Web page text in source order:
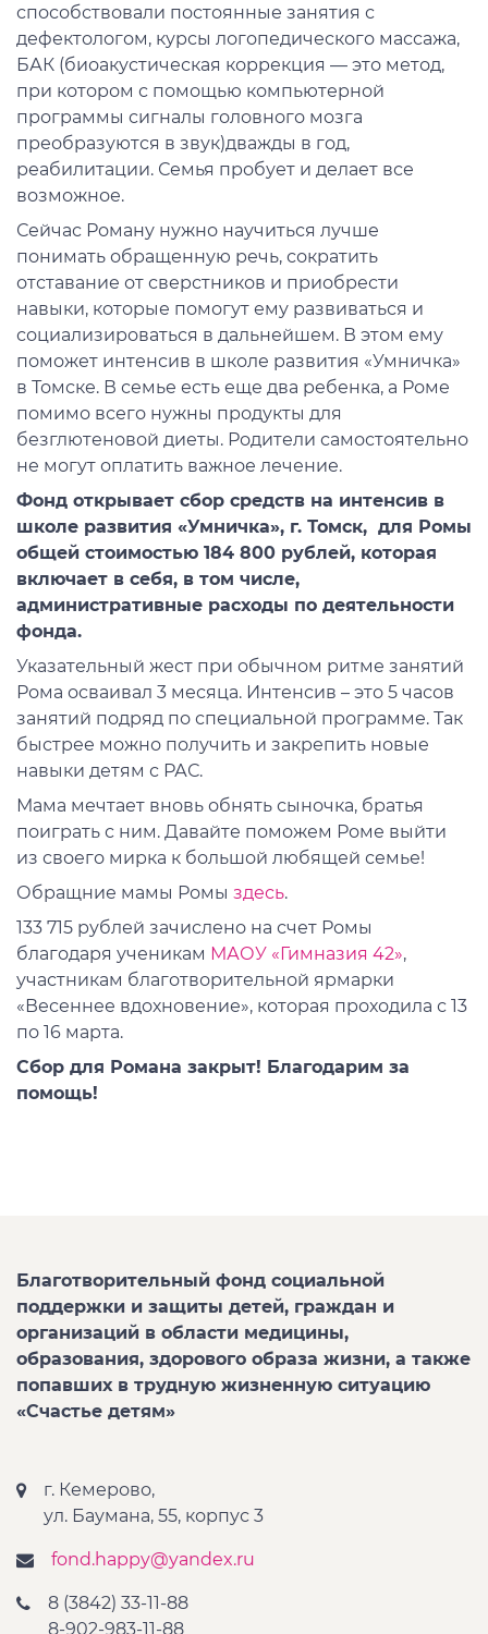
способствовали постоянные занятия с
дефектологом, курсы логопедического массажа,
БАК (биоакустическая коррекция — это метод,
при котором с помощью компьютерной
программы сигналы головного мозга
преобразуются в звук)дважды в год,
реабилитации. Семья пробует и делает все
возможное.
Сейчас Роману нужно научиться лучше
понимать обращенную речь, сократить
отставание от сверстников и приобрести
навыки, которые помогут ему развиваться и
социализироваться в дальнейшем. В этом ему
поможет интенсив в школе развития «Умничка»
в Томске. В семье есть еще два ребенка, а Роме
помимо всего нужны продукты для
безглютеновой диеты. Родители самостоятельно
не могут оплатить важное лечение.
Фонд открывает сбор средств на интенсив в
школе развития «Умничка», г. Томск, для Ромы
общей стоимостью 184 800 рублей, которая
включает в себя, в том числе,
административные расходы по деятельности
фонда.
Указательный жест при обычном ритме занятий
Рома осваивал 3 месяца. Интенсив – это 5 часов
занятий подряд по специальной программе. Так
быстрее можно получить и закрепить новые
навыки детям с РАС.
Мама мечтает вновь обнять сыночка, братья
поиграть с ним. Давайте поможем Роме выйти
из своего мирка к большой любящей семье!
Обращние мамы Ромы здесь.
133 715 рублей зачислено на счет Ромы
благодаря ученикам МАОУ «Гимназия 42»,
участникам благотворительной ярмарки
«Весеннее вдохновение», которая проходила с 13
по 16 марта.
Сбор для Романа закрыт! Благодарим за
помощь!
Благотворительный фонд социальной
поддержки и защиты детей, граждан и
организаций в области медицины,
образования, здорового образа жизни, а также
попавших в трудную жизненную ситуацию
«Счастье детям»
г. Кемерово,
ул. Баумана, 55, корпус 3
fond.happy@yandex.ru
8 (3842) 33-11-88
8-902-983-11-88